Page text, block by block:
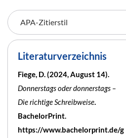
Literaturverzeichnis
Fiege, D. (2024, August 14).
Donnerstags oder donnerstags –
Die richtige Schreibweise.
BachelorPrint.
https://www.bachelorprint.de/g